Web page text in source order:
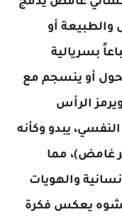
والطبيعة أو
بسريالية
أو ينسجم مع
الرأس
يبدو وكأنه
غامض)، مما
والهويات
يعكس فكرة